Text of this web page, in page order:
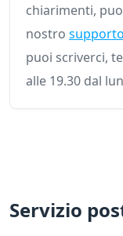
chiarimenti,
nostro
puoi scriverci,
alle 19.30 dal
Servizio